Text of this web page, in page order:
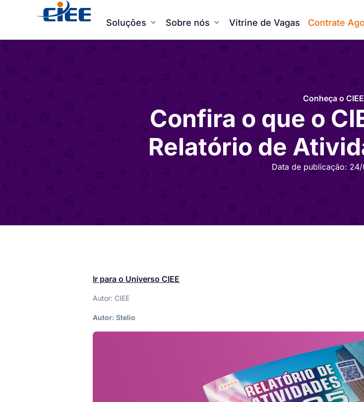
Soluções Sobre nós Vitrine de Vagas Contrate
Conheça o CIEE
Confira o que o
Relatório de
Data de publicação:
Ir para o Universo CIEE
Autor: CIEE
Autor: Stelio